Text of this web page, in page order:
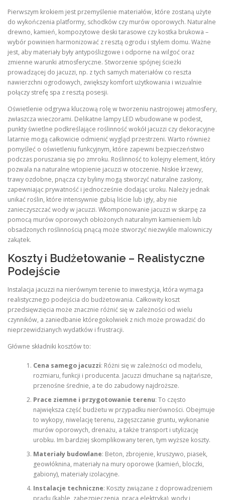
Pierwszym krokiem jest przemyślenie materiałów, które zostaną użyte
do wykończenia platformy, schodków czy murów oporowych. Naturalne
drewno, kamień, kompozytowe deski tarasowe czy kostka brukowa –
wybór powinien harmonizować z resztą ogrodu i stylem domu. Ważne
jest, aby materiały były antypoślizgowe i odporne na wilgoć oraz
zmienne warunki atmosferyczne. Stworzenie spójnej ścieżki
prowadzącej do jacuzzi, np. z tych samych materiałów co reszta
nawierzchni ogrodowych, zwiększy komfort użytkowania i wizualnie
połączy strefę spa z resztą posesji.
Oświetlenie odgrywa kluczową rolę w tworzeniu nastrojowej atmosfery,
zwłaszcza wieczorami. Delikatne lampy LED wbudowane w podest,
punkty świetlne podkreślające roślinność wokół jacuzzi czy dekoracyjne
latarnie mogą całkowicie odmienić wygląd przestrzeni. Warto również
pomyśleć o oświetleniu funkcyjnym, które zapewni bezpieczeństwo
podczas poruszania się po zmroku. Roślinność to kolejny element, który
pozwala na naturalne wtopienie jacuzzi w otoczenie. Niskie krzewy,
trawy ozdobne, pnącza czy byliny mogą stworzyć naturalne zasłony,
zapewniając prywatność i jednocześnie dodając uroku. Należy jednak
unikać roślin, które intensywnie gubią liście lub igły, aby nie
zanieczyszczać wody w jacuzzi. Wkomponowanie jacuzzi w skarpę za
pomocą murów oporowych obłożonych naturalnym kamieniem lub
obsadzonych roślinnością pnącą może stworzyć niezwykle malowniczy
zakątek.
Koszty i Budżetowanie – Realistyczne
Podejście
Instalacja jacuzzi na nierównym terenie to inwestycja, która wymaga
realistycznego podejścia do budżetowania. Całkowity koszt
przedsięwzięcia może znacznie różnić się w zależności od wielu
czynników, a zaniedbanie któregokolwiek z nich może prowadzić do
nieprzewidzianych wydatków i frustracji.
Główne składniki kosztów to:
Cena samego jacuzzi: Różni się w zależności od modelu,
rozmiaru, funkcji i producenta. Jacuzzi dmuchane są najtańsze,
przenośne średnie, a te do zabudowy najdroższe.
Prace ziemne i przygotowanie terenu: To często
największa część budżetu w przypadku nierówności. Obejmuje
to wykopy, niwelację terenu, zagęszczanie gruntu, wykonanie
murów oporowych, drenażu, a także transport i utylizację
urobku. Im bardziej skomplikowany teren, tym wyższe koszty.
Materiały budowlane: Beton, zbrojenie, kruszywo, piasek,
geowłóknina, materiały na mury oporowe (kamień, bloczki,
gabiony), materiały izolacyjne.
Instalacje techniczne: Koszty związane z doprowadzeniem
prądu (kable, zabezpieczenia, praca elektryka), wody i